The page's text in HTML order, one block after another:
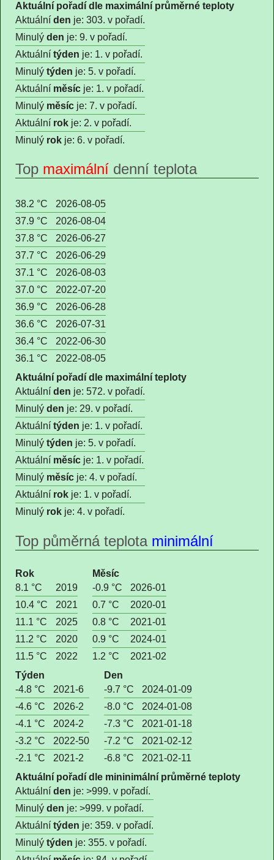
Aktuální pořadí dle maximální průměrné teploty
Aktuální den je: 303. v pořadí.
Minulý den je: 9. v pořadí.
Aktuální týden je: 1. v pořadí.
Minulý týden je: 5. v pořadí.
Aktuální měsíc je: 1. v pořadí.
Minulý měsíc je: 7. v pořadí.
Aktuální rok je: 2. v pořadí.
Minulý rok je: 6. v pořadí.
Top maximální denní teplota
38.2 °C
2026-08-05
37.9 °C
2026-08-04
37.8 °C
2026-06-27
37.7 °C
2026-06-29
37.1 °C
2026-08-03
37.0 °C
2022-07-20
36.9 °C
2026-06-28
36.6 °C
2026-07-31
36.4 °C
2022-06-30
36.1 °C
2022-08-05
Aktuální pořadí dle maximální teploty
Aktuální den je: 572. v pořadí.
Minulý den je: 29. v pořadí.
Aktuální týden je: 1. v pořadí.
Minulý týden je: 5. v pořadí.
Aktuální měsíc je: 1. v pořadí.
Minulý měsíc je: 4. v pořadí.
Aktuální rok je: 1. v pořadí.
Minulý rok je: 4. v pořadí.
Top půměrná teplota minimální
Rok
8.1 °C
2019
10.4 °C
2021
11.1 °C
2025
11.2 °C
2020
11.5 °C
2022
Měsíc
-0.9 °C
2026-01
0.7 °C
2020-01
0.8 °C
2021-01
0.9 °C
2024-01
1.2 °C
2021-02
Týden
-4.8 °C
2021-6
-4.6 °C
2026-2
-4.1 °C
2024-2
-3.2 °C
2022-50
-2.1 °C
2021-2
Den
-9.7 °C
2024-01-09
-8.0 °C
2024-01-08
-7.3 °C
2021-01-18
-7.2 °C
2021-02-12
-6.8 °C
2021-02-11
Aktuální pořadí dle mininimální průměrné teploty
Aktuální den je: >999. v pořadí.
Minulý den je: >999. v pořadí.
Aktuální týden je: 359. v pořadí.
Minulý týden je: 355. v pořadí.